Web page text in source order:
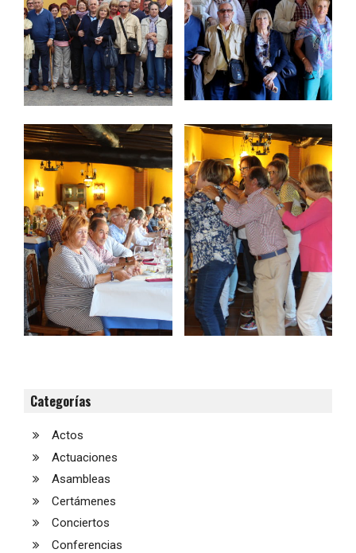
Categorías
Actos
Actuaciones
Asambleas
Certámenes
Conciertos
Conferencias